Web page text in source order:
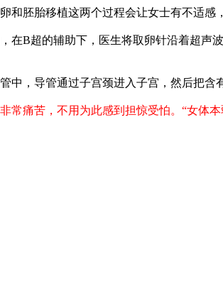
和胚胎移植这两个过程会让女士有不适感
在B超的辅助下，医生将取卵针沿着超
中，导管通过子宫颈进入子宫，然后把
常痛苦，不用为此感到担惊受怕。“女体